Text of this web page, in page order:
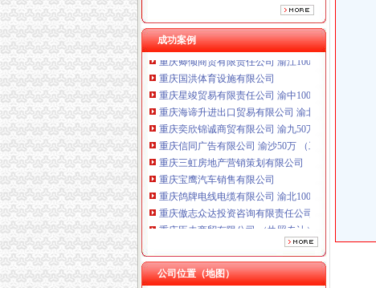
成功案例
重庆傲志众达投资咨询有限责任公司 渝九1000万 （
重庆臣夫商贸有限公司 （执照专让）
重庆卿倾商贸有限责任公司 渝江100万 （工商注册）
重庆国洪体育设施有限公司
重庆星竣贸易有限责任公司 渝中100万 （进出口权）
重庆海谛升进出口贸易有限公司 渝北100万 （进出
重庆奕欣锦诚商贸有限公司 渝九50万 （工商注册）
重庆信同广告有限公司 渝沙50万 （工商注册）
重庆三虹房地产营销策划有限公司
重庆宝鹰汽车销售有限公司
重庆鸽牌电线电缆有限公司 渝北10010万 (进出口权)
重庆傲志众达投资咨询有限责任公司 渝九1000万 （
重庆臣夫商贸有限公司 （执照专让）
重庆卿倾商贸有限责任公司 渝江100万 （工商注册）
重庆星竣贸易有限责任公司 渝中100万 （进出口权）
重庆海谛升进出口贸易有限公司 渝北100万 （进出
公司位置（地图）
一般纳税人申报表
我想请问下填一般纳税人增值税申报表附表二时,什